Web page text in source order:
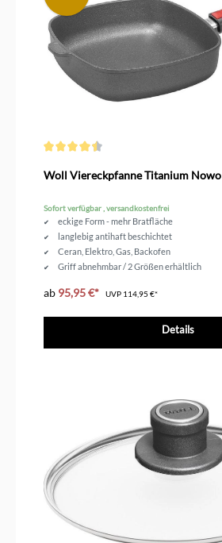
Woll Viereckpfanne Titanium Nowo
Sofort verfügbar , versandkostenfrei
eckige Form - mehr Bratfläche
langlebig antihaft beschichtet
Ceran, Elektro, Gas, Backofen
Griff abnehmbar / 2 Größen erhältlich
ab 95,95 €* UVP 114,95 €*
Details